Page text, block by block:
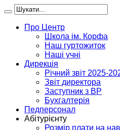
Про Центр
Школа ім. Корфа
Наш гуртожиток
Наші учні
Дирекція
Річний звіт 2025-
Звіт директора
Заступник з ВР
Бухгалтерія
Педперсонал
Абітурієнту
Розмір плати на